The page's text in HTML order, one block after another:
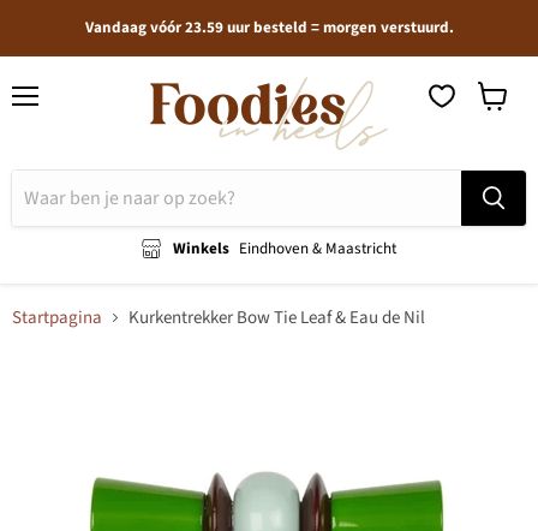
Vandaag vóór 23.59 uur besteld = morgen verstuurd.
Winkels Eindhoven & Maastricht
Startpagina Kurkentrekker Bow Tie Leaf & Eau de Nil